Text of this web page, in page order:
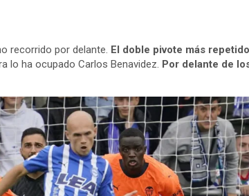
recorrido por delante. El doble pivote más
lo ha ocupado Carlos Benavidez. Por delante de